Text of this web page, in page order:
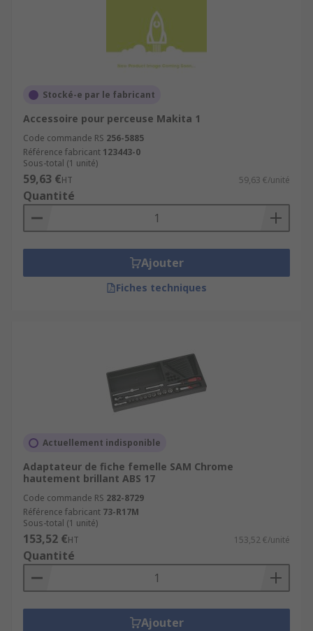
Stocké-e par le fabricant
Accessoire pour perceuse Makita 1
Code commande RS 256-5885
Référence fabricant 123443-0
Sous-total (1 unité)
59,63 €HT 59,63 €/unité
Quantité
Ajouter
Fiches techniques
Actuellement indisponible
Adaptateur de fiche femelle SAM Chrome
hautement brillant ABS 17
Code commande RS 282-8729
Référence fabricant 73-R17M
Sous-total (1 unité)
153,52 €HT 153,52 €/unité
Quantité
Ajouter